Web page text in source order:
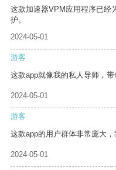
这款加速器VPM应用程序已经
护。
2024-05-01
游客
这款app就像我的私人导师，带
2024-05-01
游客
这款app的用户群体非常庞大
2024-05-01